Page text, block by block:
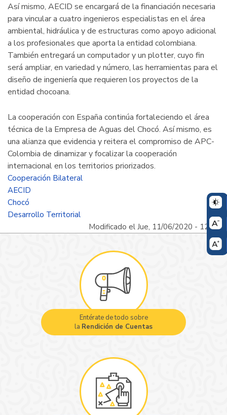
Así mismo, AECID se encargará de la financiación necesaria
para vincular a cuatro ingenieros especialistas en el área
ambiental, hidráulica y de estructuras como apoyo adicional
a los profesionales que aporta la entidad colombiana.
También entregará un computador y un plotter, cuyo fin
será ampliar, en variedad y número, las herramientas para el
diseño de ingeniería que requieren los proyectos de la
entidad chocoana.
La cooperación con España continúa fortaleciendo el área
técnica de la Empresa de Aguas del Chocó. Así mismo, es
una alianza que evidencia y reitera el compromiso de APC-
Colombia de dinamizar y focalizar la cooperación
internacional en los territorios priorizados.
Cooperación Bilateral
AECID
Chocó
Desarrollo Territorial
Modificado el Jue, 11/06/2020 - 12:47
Entérate de todo sobre
la Rendición de Cuentas